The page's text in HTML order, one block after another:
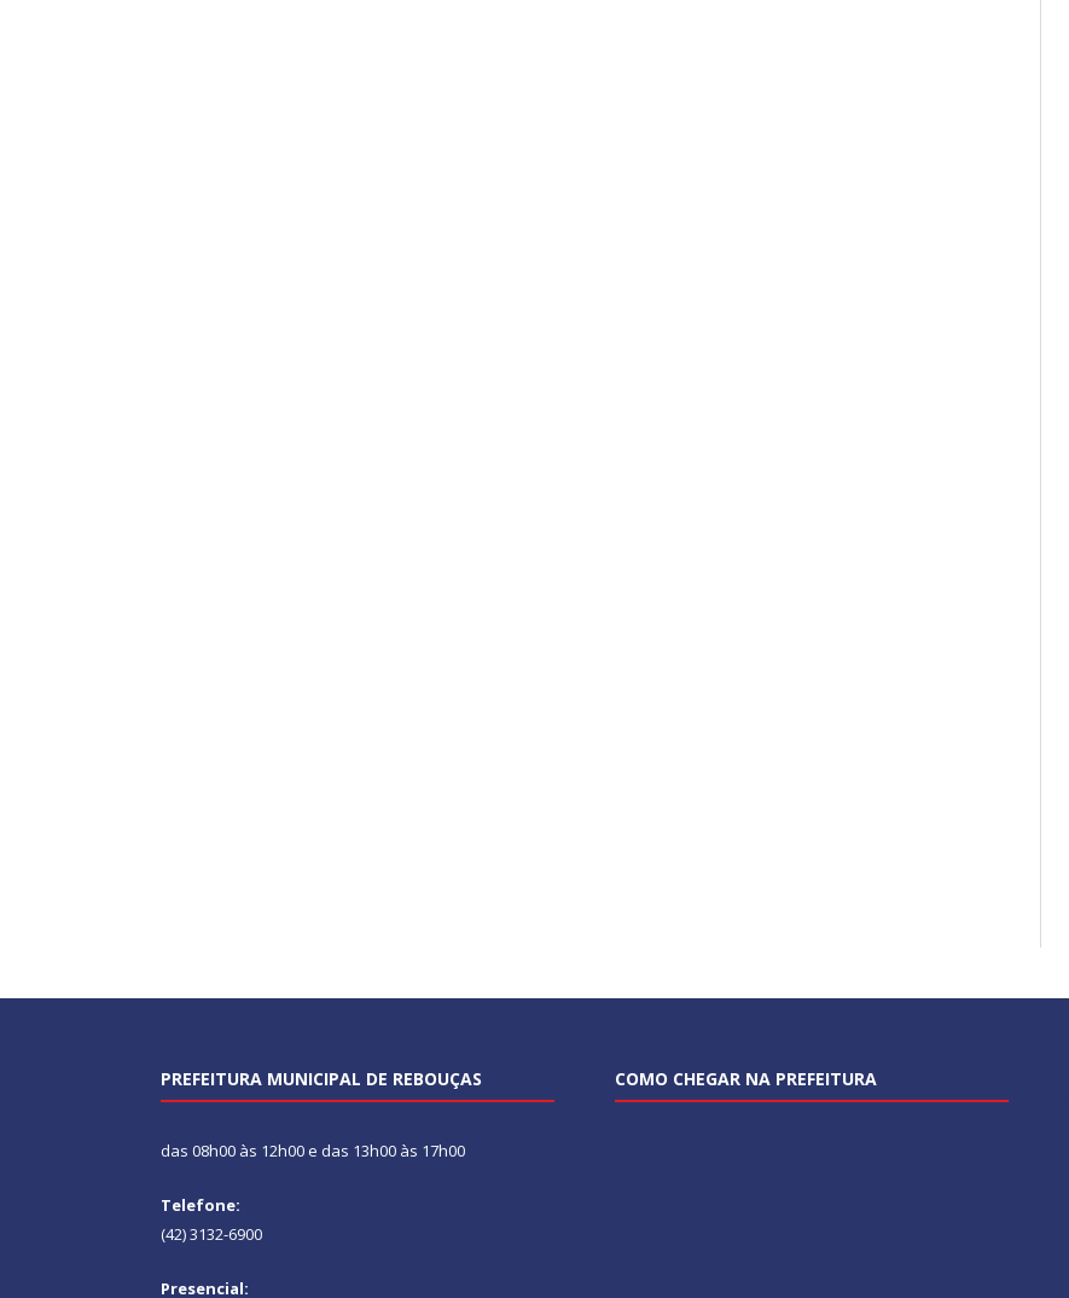
PREFEITURA MUNICIPAL DE REBOUÇAS
das 08h00 às 12h00 e das 13h00 às 17h00
Telefone:
(42) 3132-6900
Presencial:
COMO CHEGAR NA PREFEITURA